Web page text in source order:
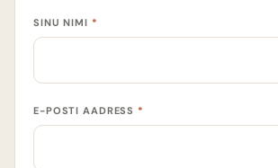
SINU NIMI *
E-POSTI AADRESS *